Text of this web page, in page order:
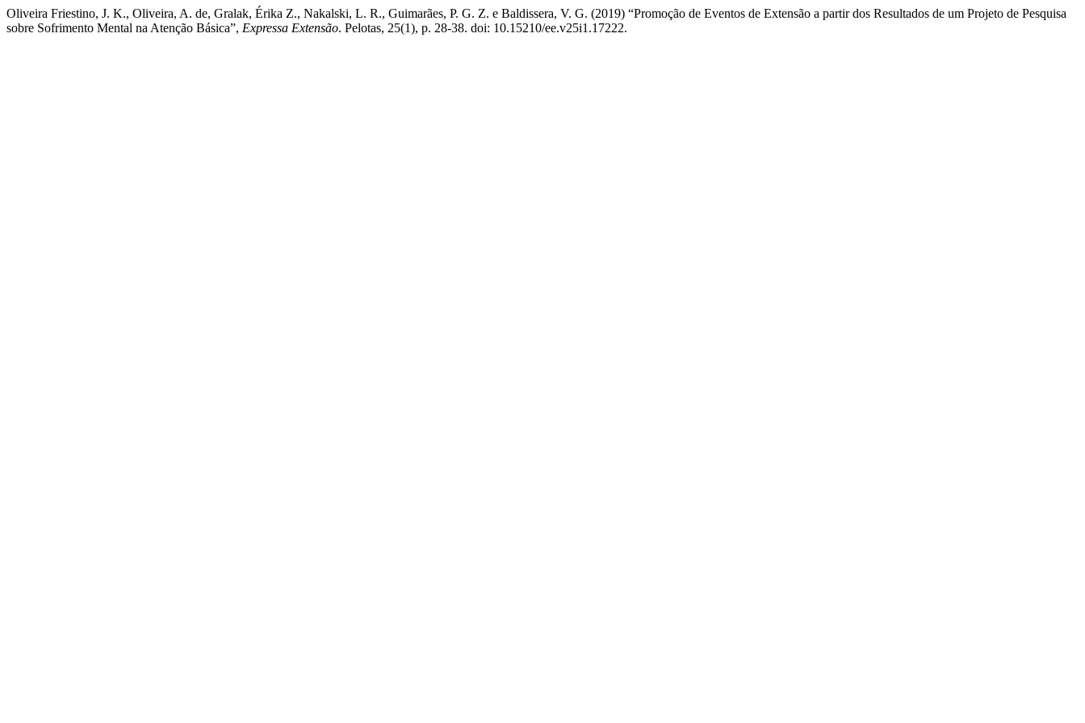
Oliveira Friestino, J. K., Oliveira, A. de, Gralak, Érika Z., Nakalski, L. R., Guimarães, P. G. Z. e Baldissera, V. G. (2019) “Promoção de Eventos de Extensão a partir dos Resultados de um Projeto de Pesquisa
sobre Sofrimento Mental na Atenção Básica”, Expressa Extensão. Pelotas, 25(1), p. 28-38. doi: 10.15210/ee.v25i1.17222.